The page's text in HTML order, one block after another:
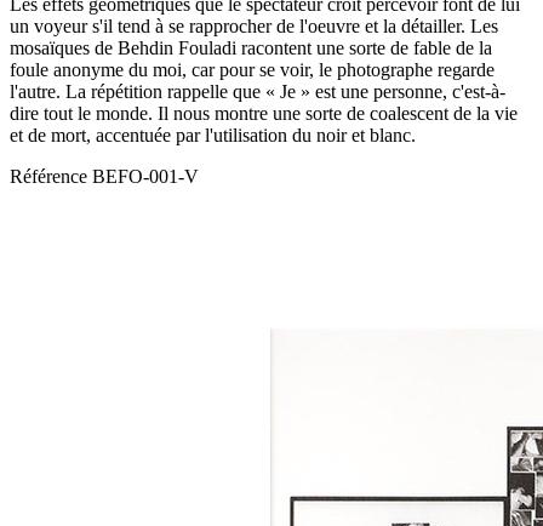
Les effets géométriques que le spectateur croit percevoir font de lui
un voyeur s'il tend à se rapprocher de l'oeuvre et la détailler. Les
mosaïques de Behdin Fouladi racontent une sorte de fable de la
foule anonyme du moi, car pour se voir, le photographe regarde
l'autre. La répétition rappelle que « Je » est une personne, c'est-à-
dire tout le monde. Il nous montre une sorte de coalescent de la vie
et de mort, accentuée par l'utilisation du noir et blanc.
Référence BEFO-001-V